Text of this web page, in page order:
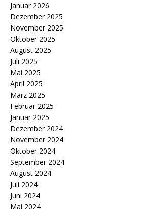
Januar 2026
Dezember 2025
November 2025
Oktober 2025
August 2025
Juli 2025
Mai 2025
April 2025
März 2025
Februar 2025
Januar 2025
Dezember 2024
November 2024
Oktober 2024
September 2024
August 2024
Juli 2024
Juni 2024
Mai 2024